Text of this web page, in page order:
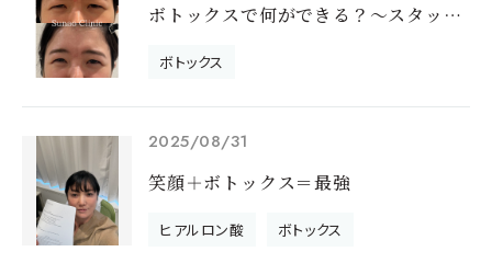
ボトックスで何ができる？～スタッフと先生のメンテナンスをご紹介♪～
ボトックス
2025/08/31
笑顔＋ボトックス＝最強
ヒアルロン酸 ボトックス